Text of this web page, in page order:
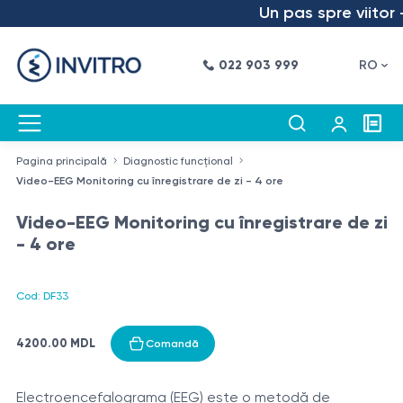
Un pas spre viitor
022 903 999 RO
Pagina principală
Diagnostic funcțional
Video-EEG Monitoring cu înregistrare de zi - 4 ore
Video-EEG Monitoring cu înregistrare de zi
- 4 ore
Cod: DF33
4200.00 MDL Comandă
Electroencefalograma (EEG) este o metodă de